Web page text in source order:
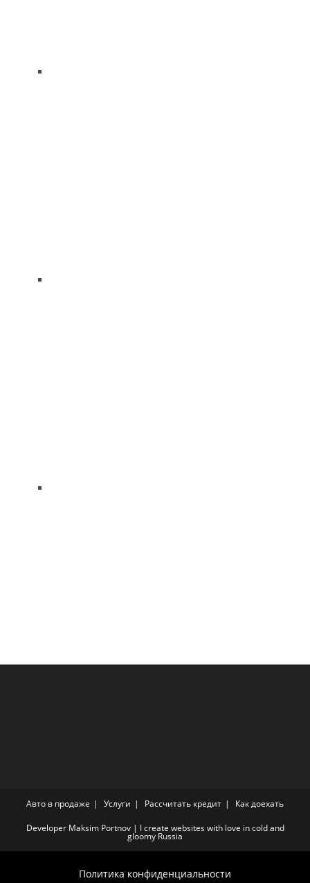
Авто в продаже Услуги Рассчитать кредит Как доехать
Developer Maksim Portnov| I create websites with love in cold and
gloomy Russia
Политика конфиденциальности